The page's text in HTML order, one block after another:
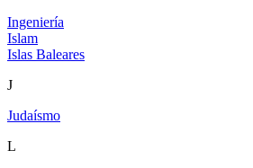
Ingeniería
Islam
Islas Baleares
J
Judaísmo
L